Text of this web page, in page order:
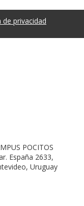
de privacidad
POCITOS
España 2633,
Uruguay